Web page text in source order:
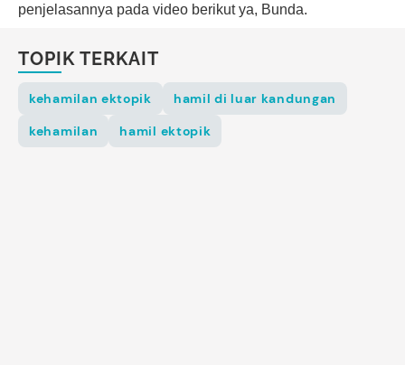
penjelasannya pada video berikut ya, Bunda.
TOPIK TERKAIT
kehamilan ektopik
hamil di luar kandungan
kehamilan
hamil ektopik